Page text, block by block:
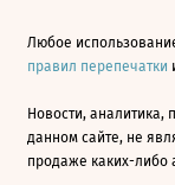
Любое
правил перепечатки
Новости, аналитика,
данном сайте, не
продаже каких-либо